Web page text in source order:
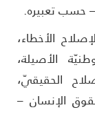
تعبيره.
الأخطاء،
الأصيلة،
الحقيقيّ،
الإنسان –